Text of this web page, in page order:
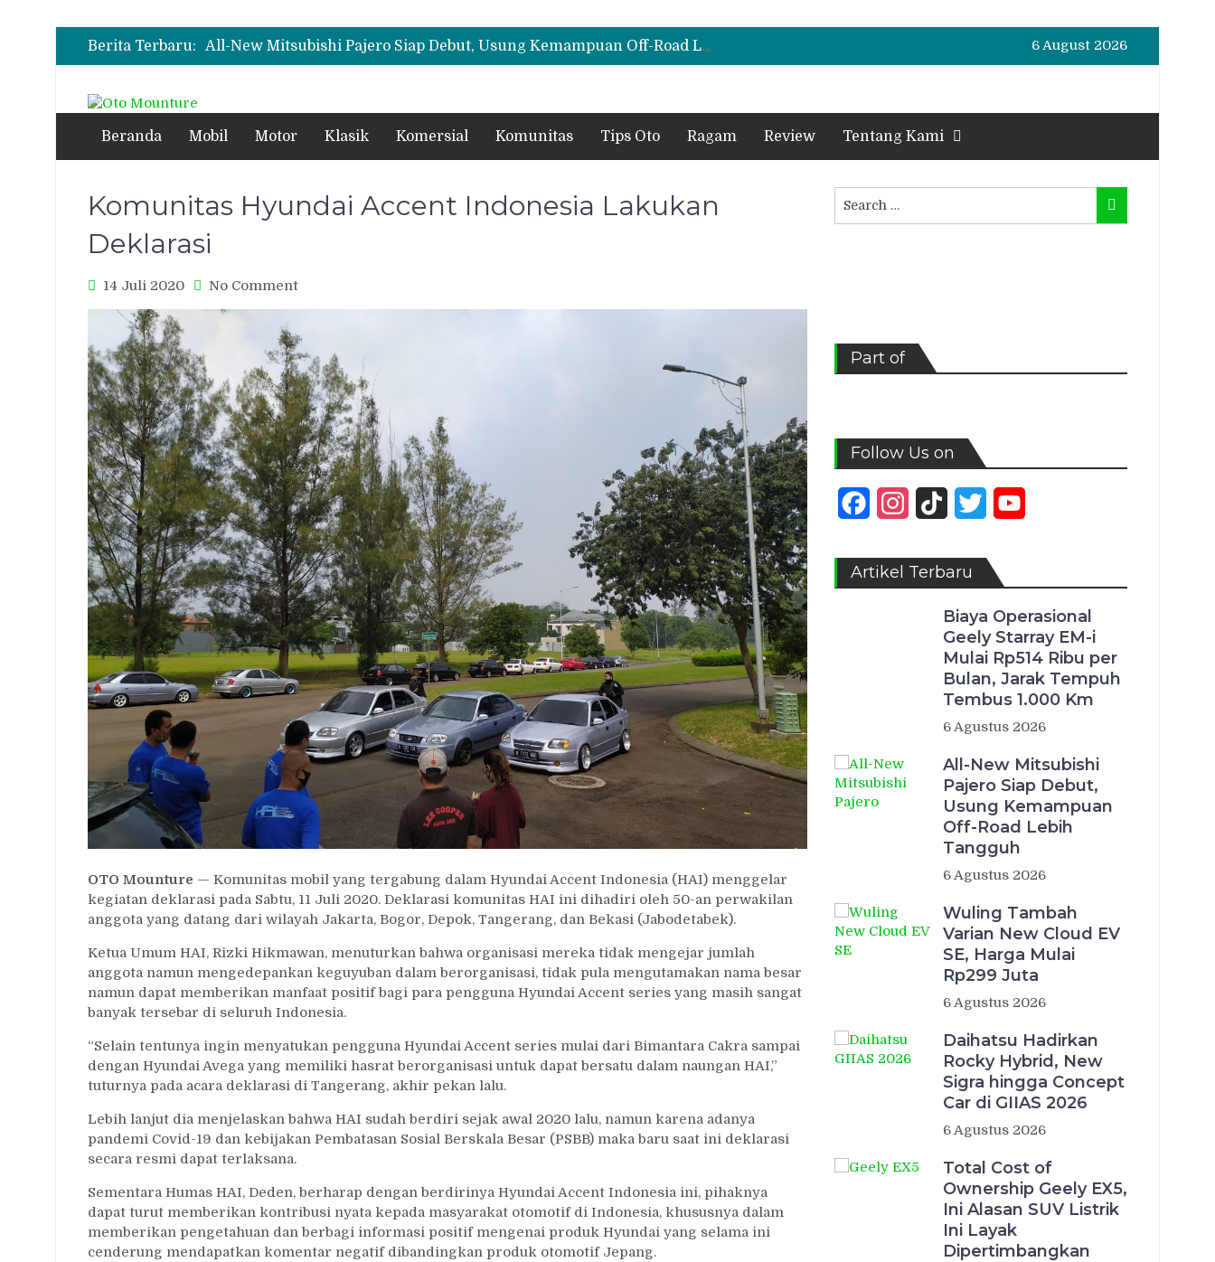
Berita Terbaru:
Biaya Operasional Geely Starray EM-i Mulai Rp514 Ribu per Bulan, Jarak Tempuh Tembus 1.000 Km
All-New Mitsubishi Pajero Siap Debut, Usung Kemampuan Off-Road Lebih Tangguh
Wuling Tambah Varian New Cloud EV SE, Harga Mulai Rp299 Juta
6 August 2026
Beranda Mobil Motor Klasik Komersial Komunitas Tips Oto Ragam Review Tentang Kami
Komunitas Hyundai Accent Indonesia Lakukan
Deklarasi
14 Juli 2020 No Commenton
Accent
Indonesia
Lakukan
Deklarasi
OTO Mounture — Komunitas mobil yang tergabung dalam Hyundai Accent Indonesia (HAI) menggelar
kegiatan deklarasi pada Sabtu, 11 Juli 2020. Deklarasi komunitas HAI ini dihadiri oleh 50-an perwakilan
anggota yang datang dari wilayah Jakarta, Bogor, Depok, Tangerang, dan Bekasi (Jabodetabek).
Ketua Umum HAI, Rizki Hikmawan, menuturkan bahwa organisasi mereka tidak mengejar jumlah
anggota namun mengedepankan keguyuban dalam berorganisasi, tidak pula mengutamakan nama besar
namun dapat memberikan manfaat positif bagi para pengguna Hyundai Accent series yang masih sangat
banyak tersebar di seluruh Indonesia.
“Selain tentunya ingin menyatukan pengguna Hyundai Accent series mulai dari Bimantara Cakra sampai
dengan Hyundai Avega yang memiliki hasrat berorganisasi untuk dapat bersatu dalam naungan HAI,”
tuturnya pada acara deklarasi di Tangerang, akhir pekan lalu.
Lebih lanjut dia menjelaskan bahwa HAI sudah berdiri sejak awal 2020 lalu, namun karena adanya
pandemi Covid-19 dan kebijakan Pembatasan Sosial Berskala Besar (PSBB) maka baru saat ini deklarasi
secara resmi dapat terlaksana.
Sementara Humas HAI, Deden, berharap dengan berdirinya Hyundai Accent Indonesia ini, pihaknya
dapat turut memberikan kontribusi nyata kepada masyarakat otomotif di Indonesia, khususnya dalam
memberikan pengetahuan dan berbagi informasi positif mengenai produk Hyundai yang selama ini
cenderung mendapatkan komentar negatif dibandingkan produk otomotif Jepang.
for:
Search
Part of
Follow Us on
FacebookInstagram
TikTok Twitter
Artikel Terbaru
Biaya Operasional
Geely Starray EM-i
Mulai Rp514 Ribu per
Bulan, Jarak Tempuh
Tembus 1.000 Km
6 Agustus 2026
All-New Mitsubishi
Pajero Siap Debut,
Usung Kemampuan
Off-Road Lebih
Tangguh
6 Agustus 2026
Wuling Tambah
Varian New Cloud EV
SE, Harga Mulai
Rp299 Juta
6 Agustus 2026
Daihatsu Hadirkan
Rocky Hybrid, New
Sigra hingga Concept
Car di GIIAS 2026
6 Agustus 2026
Total Cost of
Ownership Geely EX5,
Ini Alasan SUV Listrik
Ini Layak
Dipertimbangkan